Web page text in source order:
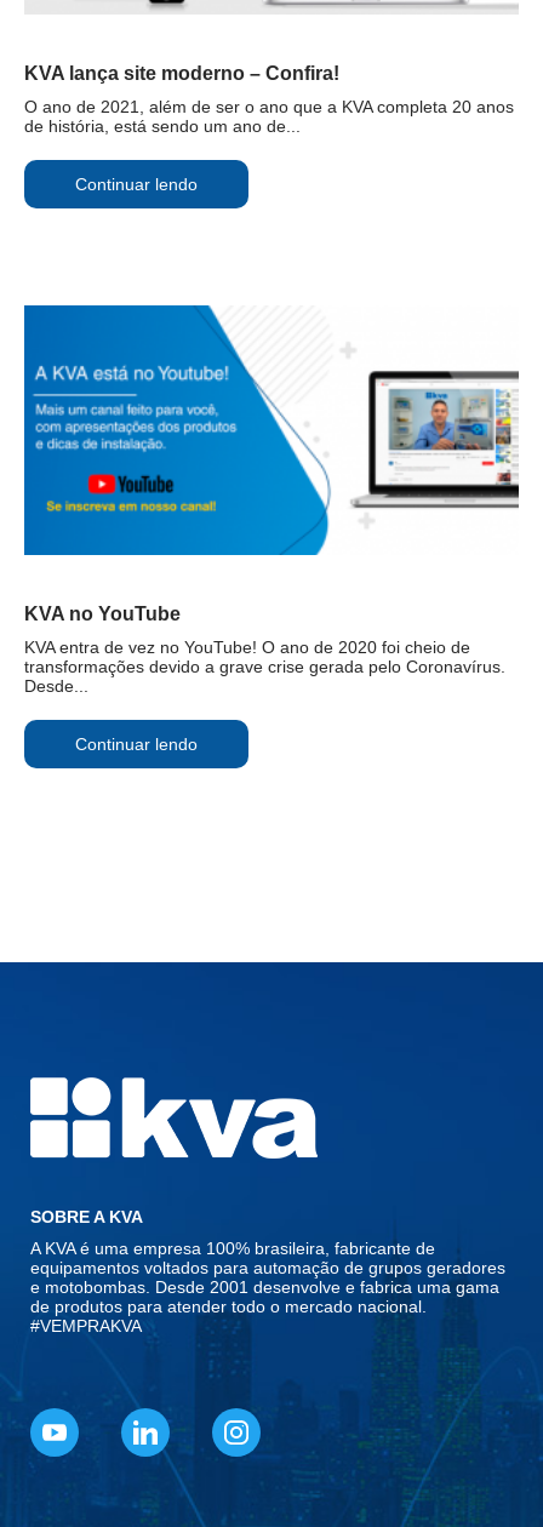
KVA lança site moderno – Confira!
O ano de 2021, além de ser o ano que a KVA completa 20 anos
de história, está sendo um ano de...
Continuar lendo
KVA no YouTube
KVA entra de vez no YouTube! O ano de 2020 foi cheio de
transformações devido a grave crise gerada pelo Coronavírus.
Desde...
Continuar lendo
SOBRE A KVA
A KVA é uma empresa 100% brasileira, fabricante de
equipamentos voltados para automação de grupos geradores
e motobombas. Desde 2001 desenvolve e fabrica uma gama
de produtos para atender todo o mercado nacional.
#VEMPRAKVA